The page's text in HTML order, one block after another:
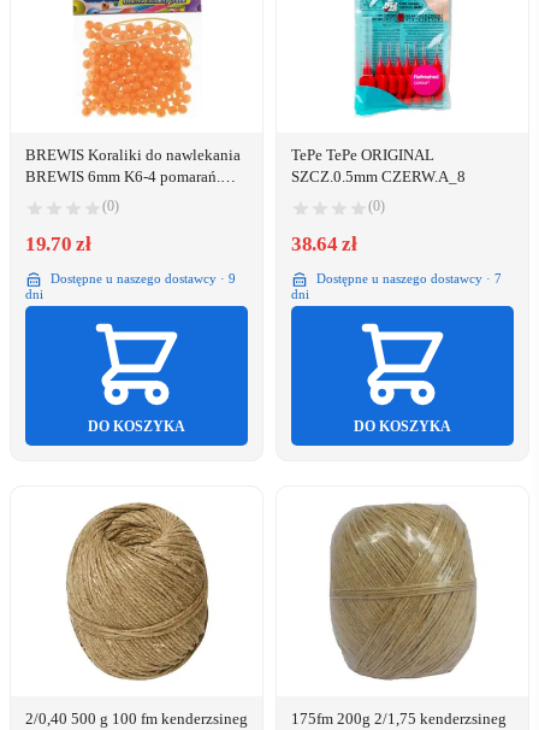
BREWIS Koraliki do nawlekania
BREWIS 6mm K6-4 pomarań.
(0)
19.70 zł
Dostępne u naszego dostawcy · 9
dni
DO KOSZYKA
TePe TePe ORIGINAL
SZCZ.0.5mm CZERW.A_8
(0)
38.64 zł
Dostępne u naszego dostawcy · 7
dni
DO KOSZYKA
2/0,40 500 g 100 fm kenderzsineg 175fm 200g 2/1,75 kenderzsineg